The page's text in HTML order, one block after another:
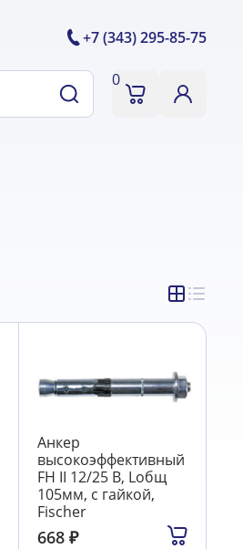
+7 (343) 295-85-75
0
Анкер
высокоэффективный
FH II 12/25 В, Lобщ
105мм, с гайкой,
Fischer
668 ₽